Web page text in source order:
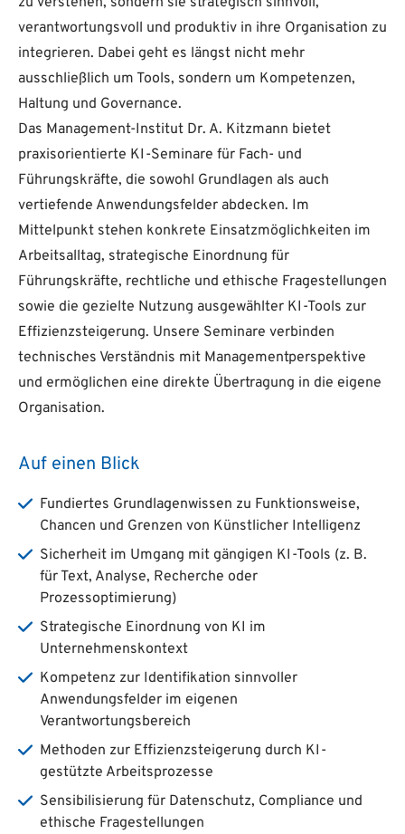
verantwortungsvoll und produktiv in ihre Organisation zu
integrieren. Dabei geht es längst nicht mehr
ausschließlich um Tools, sondern um Kompetenzen,
Haltung und Governance.
Das Management-Institut Dr. A. Kitzmann bietet
praxisorientierte KI-Seminare für Fach- und
Führungskräfte, die sowohl Grundlagen als auch
vertiefende Anwendungsfelder abdecken. Im
Mittelpunkt stehen konkrete Einsatzmöglichkeiten im
Arbeitsalltag, strategische Einordnung für
Führungskräfte, rechtliche und ethische Fragestellungen
sowie die gezielte Nutzung ausgewählter KI-Tools zur
Effizienzsteigerung. Unsere Seminare verbinden
technisches Verständnis mit Managementperspektive
und ermöglichen eine direkte Übertragung in die eigene
Organisation.
Auf einen Blick
Fundiertes Grundlagenwissen zu Funktionsweise,
Chancen und Grenzen von Künstlicher Intelligenz
Sicherheit im Umgang mit gängigen KI-Tools (z. B.
für Text, Analyse, Recherche oder
Prozessoptimierung)
Strategische Einordnung von KI im
Unternehmenskontext
Kompetenz zur Identifikation sinnvoller
Anwendungsfelder im eigenen
Verantwortungsbereich
Methoden zur Effizienzsteigerung durch KI-
gestützte Arbeitsprozesse
Sensibilisierung für Datenschutz, Compliance und
ethische Fragestellungen